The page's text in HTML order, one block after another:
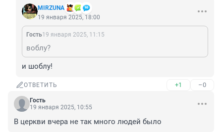
MIRZUNA
19 января 2025, 18:00
Гость19 января 2025, 11:15
воблу?
и шоблу!
ОТВЕТИТЬ +1 –0
Гость
19 января 2025, 10:55
В церкви вчера не так много людей было